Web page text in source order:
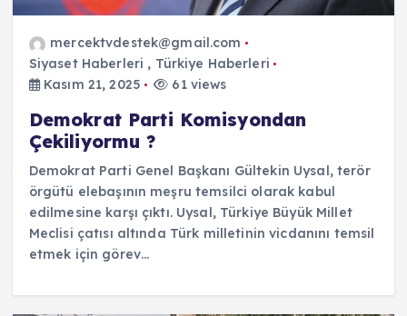
mercektvdestek@gmail.com
Siyaset Haberleri , Türkiye Haberleri
Kasım 21, 2025
61 views
Demokrat Parti Komisyondan
Çekiliyormu ?
Demokrat Parti Genel Başkanı Gültekin Uysal, terör
örgütü elebaşının meşru temsilci olarak kabul
edilmesine karşı çıktı. Uysal, Türkiye Büyük Millet
Meclisi çatısı altında Türk milletinin vicdanını temsil
etmek için görev…